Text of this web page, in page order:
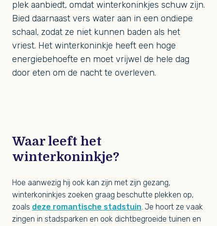
plek aanbiedt, omdat winterkoninkjes schuw zijn.
Bied daarnaast vers water aan in een ondiepe
schaal, zodat ze niet kunnen baden als het
vriest. Het winterkoninkje heeft een hoge
energiebehoefte en moet vrijwel de hele dag
door eten om de nacht te overleven.
Waar leeft het
winterkoninkje?
Hoe aanwezig hij ook kan zijn met zijn gezang,
winterkoninkjes zoeken graag beschutte plekken op,
zoals deze romantische stadstuin. Je hoort ze vaak
zingen in stadsparken en ook dichtbegroeide tuinen en